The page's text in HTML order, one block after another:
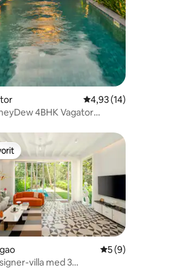
4,93 ud af 5 i
4,93 (14)
4BHK Vagator
bedømmelse, 113 omtaler
5 ud af 5 i
5 (9)
villa med 3